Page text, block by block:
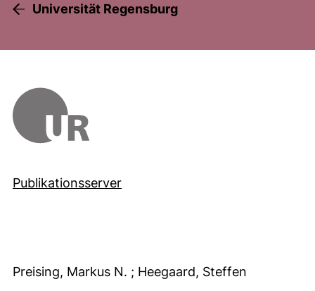
Universität Regensburg
Publikationsserver
Preising, Markus N. ; Heegaard, Steffen